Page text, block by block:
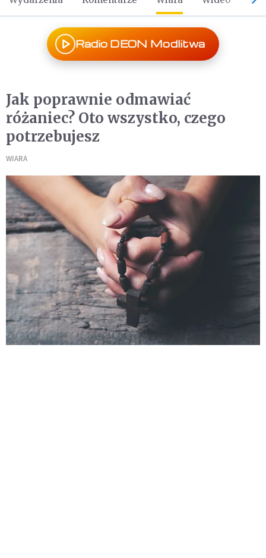
Radio DEON Modlitwa
Jak poprawnie odmawiać
różaniec? Oto wszystko, czego
potrzebujesz
WIARA